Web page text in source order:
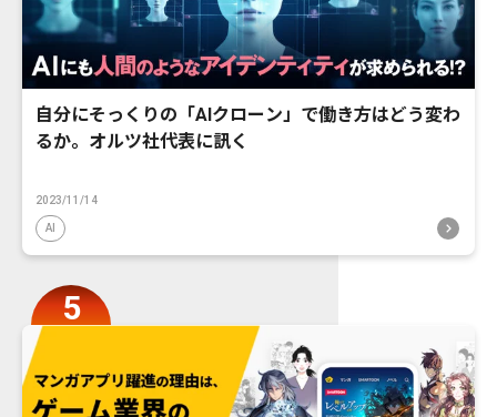
自分にそっくりの「AIクローン」で働き方はどう変わ
るか。オルツ社代表に訊く
2023/11/14
AI